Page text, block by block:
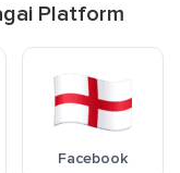
Platform
Facebook